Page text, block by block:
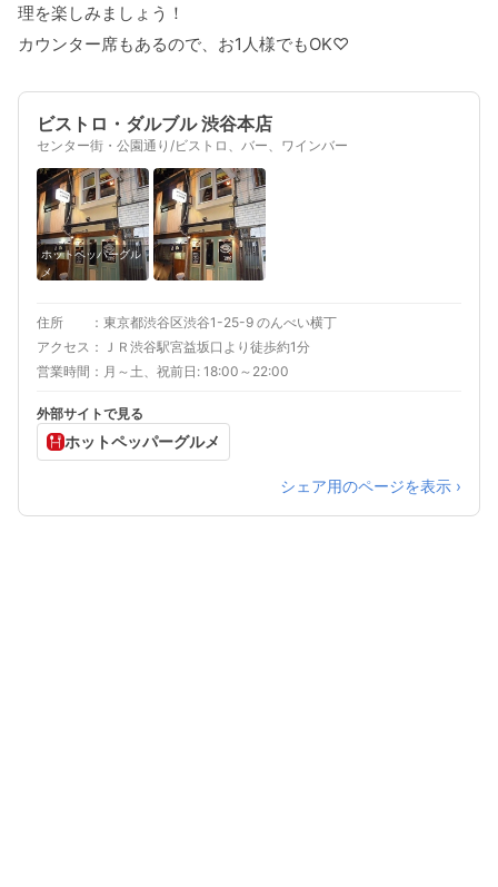
理を楽しみましょう！
カウンター席もあるので、お1人様でもOK♡
ビストロ・ダルブル 渋谷本店
センター街・公園通り/ビストロ、バー、ワインバー
ホットペッパーグル
メ
住所
東京都渋谷区渋谷1-25-9 のんべい横丁
アクセス
ＪＲ渋谷駅宮益坂口より徒歩約1分
営業時間
月～土、祝前日: 18:00～22:00
外部サイトで見る
ホットペッパーグルメ
シェア用のページを表示 ›